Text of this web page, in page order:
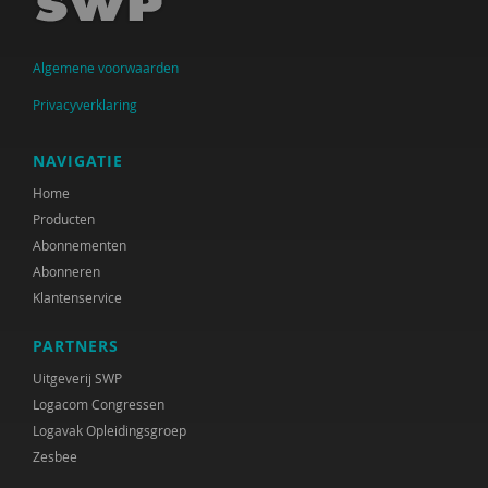
Arjen Keers
Jolanda Keesom
Fijke Koers-Agterkamp
Peter de Koning
Maaike de Lange
Henriette G. Martens
Judith Metz
Jeroen Otten
Joram Pach
Adviescommissie rechtsbescherming en
Algemene voorwaarden
Privacyverklaring
NAVIGATIE
Home
Producten
Abonnementen
Abonneren
Klantenservice
PARTNERS
Uitgeverij SWP
Logacom Congressen
Logavak Opleidingsgroep
Zesbee